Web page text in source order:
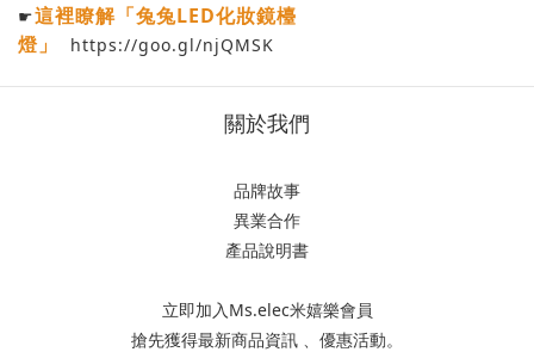
☛這裡瞭解「兔兔LED化妝鏡檯
燈」
https://goo.gl/njQMSK
關於我們
品牌故事
異業合作
產品說明書
立即加入Ms.elec米嬉樂會員
搶先獲得最新商品資訊 、優惠活動。